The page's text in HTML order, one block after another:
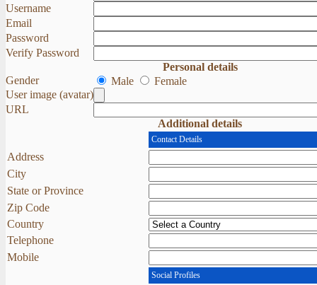
Username
Email
Password
Verify Password
Personal details
Gender
Male
Female
User image (avatar)
URL
Additional details
Contact Details
Address
City
State or Province
Zip Code
Country
Telephone
Mobile
Social Profiles